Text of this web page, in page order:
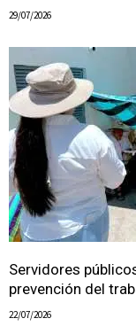
29/07/2026
Servidores
prevención del
22/07/2026